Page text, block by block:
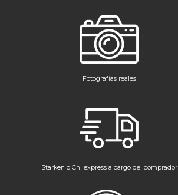
Fotografías reales
Starken o Chilexpress a cargo del comprador